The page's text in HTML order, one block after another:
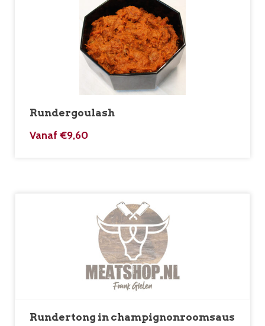
Rundergoulash
Vanaf €9,60
Rundertong in champignonroomsaus